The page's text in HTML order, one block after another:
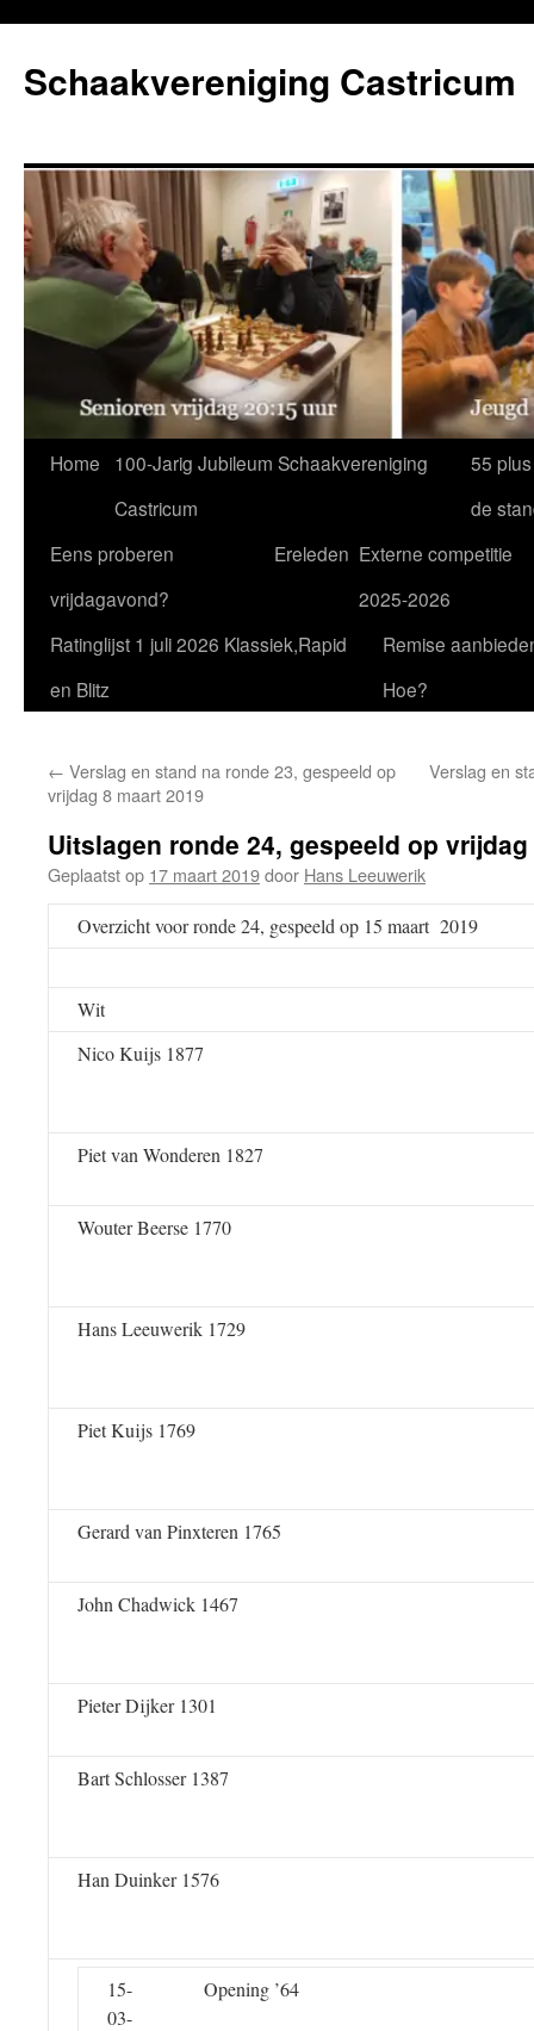
de
inhoud
Schaakvereniging Castricum
Home
100-Jarig Jubileum Schaakvereniging
Castricum
55
de
Eens proberen
vrijdagavond?
Ereleden Externe competitie
2025-2026
Ratinglijst 1 juli 2026 Klassiek,Rapid
en Blitz
Remise
Hoe?
← Verslag en stand na ronde 23, gespeeld op
vrijdag 8 maart 2019
Verslag en
Uitslagen ronde 24, gespeeld op vrijdag
Geplaatst op 17 maart 2019door Hans Leeuwerik
Overzicht voor ronde 24, gespeeld op 15 maart 2019
Wit
Nico Kuijs 1877
Piet van Wonderen 1827
Wouter Beerse 1770
Hans Leeuwerik 1729
Piet Kuijs 1769
Gerard van Pinxteren 1765
John Chadwick 1467
Pieter Dijker 1301
Bart Schlosser 1387
Han Duinker 1576
15-
03-
Opening ’64